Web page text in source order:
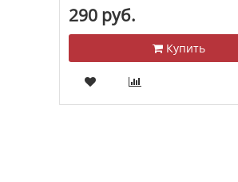
290 руб.
Купить